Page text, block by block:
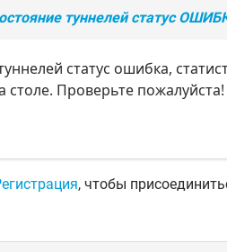
туннелей статус
статус ошибка,
столе. Проверьте пожалуйста!
, чтобы